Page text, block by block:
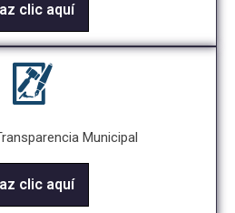
clic aquí
Municipal
clic aquí